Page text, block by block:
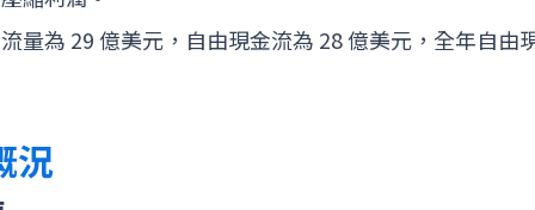
量為 29 億美元，自由現金流為 28 億美元，全年自由
況